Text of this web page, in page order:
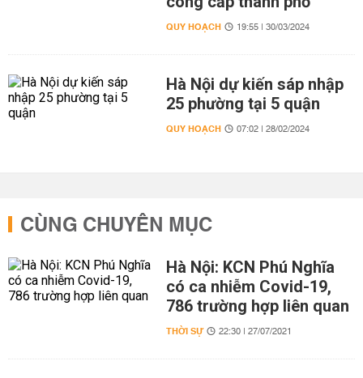
QUY HOẠCH 19:55 | 30/03/2024
Hà Nội dự kiến sáp nhập
25 phường tại 5 quận
QUY HOẠCH 07:02 | 28/02/2024
CÙNG CHUYÊN MỤC
Hà Nội: KCN Phú Nghĩa
có ca nhiễm Covid-19,
786 trường hợp liên quan
THỜI SỰ 22:30 | 27/07/2021